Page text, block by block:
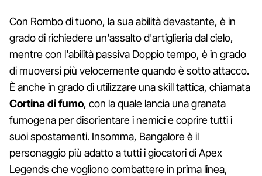
Con Rombo di tuono, la sua abilità devastante, è in
grado di richiedere un'assalto d'artiglieria dal cielo,
mentre con l'abilità passiva Doppio tempo, è in grado
di muoversi più velocemente quando è sotto attacco.
È anche in grado di utilizzare una skill tattica, chiamata
Cortina di fumo, con la quale lancia una granata
fumogena per disorientare i nemici e coprire tutti i
suoi spostamenti. Insomma, Bangalore è il
personaggio più adatto a tutti i giocatori di Apex
Legends che vogliono combattere in prima linea,